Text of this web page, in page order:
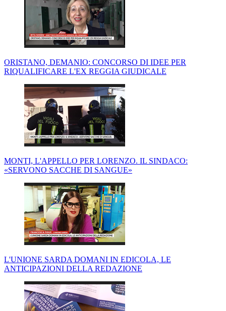
ORISTANO, DEMANIO: CONCORSO DI IDEE PER
RIQUALIFICARE L'EX REGGIA GIUDICALE
MONTI, L'APPELLO PER LORENZO. IL SINDACO:
«SERVONO SACCHE DI SANGUE»
L'UNIONE SARDA DOMANI IN EDICOLA, LE
ANTICIPAZIONI DELLA REDAZIONE